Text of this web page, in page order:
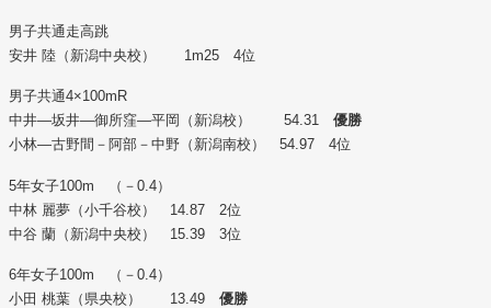
男子共通走高跳
安井 陸（新潟中央校） 1m25 4位
男子共通4×100mR
中井―坂井―御所窪―平岡（新潟校） 54.31 優勝
小林―古野間－阿部－中野（新潟南校） 54.97 4位
5年女子100m （－0.4）
中林 麗夢（小千谷校） 14.87 2位
中谷 蘭（新潟中央校） 15.39 3位
6年女子100m （－0.4）
小田 桃葉（県央校） 13.49 優勝